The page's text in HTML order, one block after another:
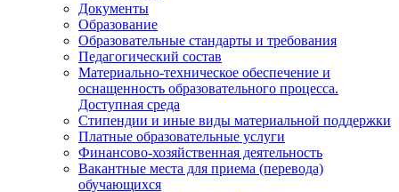
Документы
Образование
Образовательные стандарты и требования
Педагогический состав
Материально-техническое обеспечение и
оснащенность образовательного процесса.
Доступная среда
Стипендии и иные виды материальной поддержки
Платные образовательные услуги
Финансово-хозяйственная деятельность
Вакантные места для приема (перевода)
обучающихся